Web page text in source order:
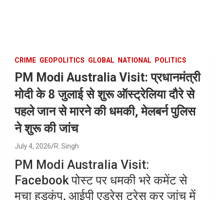
CRIME GEOPOLITICS GLOBAL NATIONAL POLITICS
PM Modi Australia Visit: प्रधानमंत्री
मोदी के 8 जुलाई से शुरू ऑस्ट्रेलिया दौरे से
पहले जान से मारने की धमकी, मेलबर्न पुलिस
ने शुरू की जांच
July 4, 2026 R. Singh
PM Modi Australia Visit:
Facebook पोस्ट पर धमकी भरे कमेंट से
मचा हड़कंप, आईपी एड्रेस ट्रेस कर जांच में